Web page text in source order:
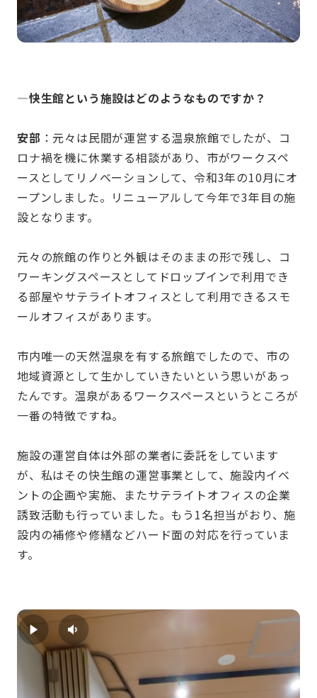
—快生館という施設はどのようなものですか？
安部 ：元々は民間が運営する温泉旅館でしたが、コ
ロナ禍を機に休業する相談があり、市がワークスペ
ースとしてリノベーションして、令和3年の10月にオ
ープンしました。リニューアルして今年で3年目の施
設となります。
元々の旅館の作りと外観はそのままの形で残し、コ
ワーキングスペースとしてドロップインで利用でき
る部屋やサテライトオフィスとして利用できるスモ
ールオフィスがあります。
市内唯一の天然温泉を有する旅館でしたので、市の
地域資源として生かしていきたいという思いがあっ
たんです。温泉があるワークスペースというところが
一番の特徴ですね。
施設の運営自体は外部の業者に委託をしています
が、私はその快生館の運営事業として、施設内イベ
ントの企画や実施、またサテライトオフィスの企業
誘致活動も行っていました。もう1名担当がおり、施
設内の補修や修繕などハード面の対応を行っていま
す。